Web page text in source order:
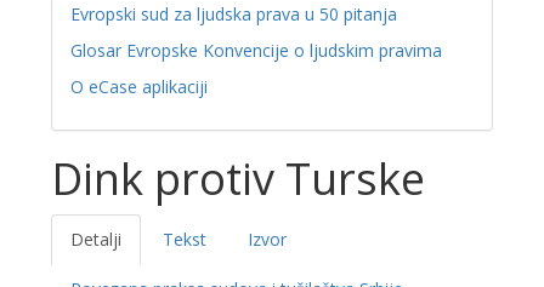
Evropski sud za ljudska prava u 50 pitanja
Glosar Evropske Konvencije o ljudskim pravima
O eCase aplikaciji
Dink protiv Turske
Detalji Tekst Izvor